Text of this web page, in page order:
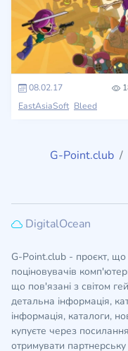
08.02.17
EastAsiaSoft Bleed
G-Point.club
DigitalOcean
G-Point.club - проєкт, що
поціновувачів
що пов'язані з світом
детальна інформація,
інформація, каталоги,
купуєте через
отримувати